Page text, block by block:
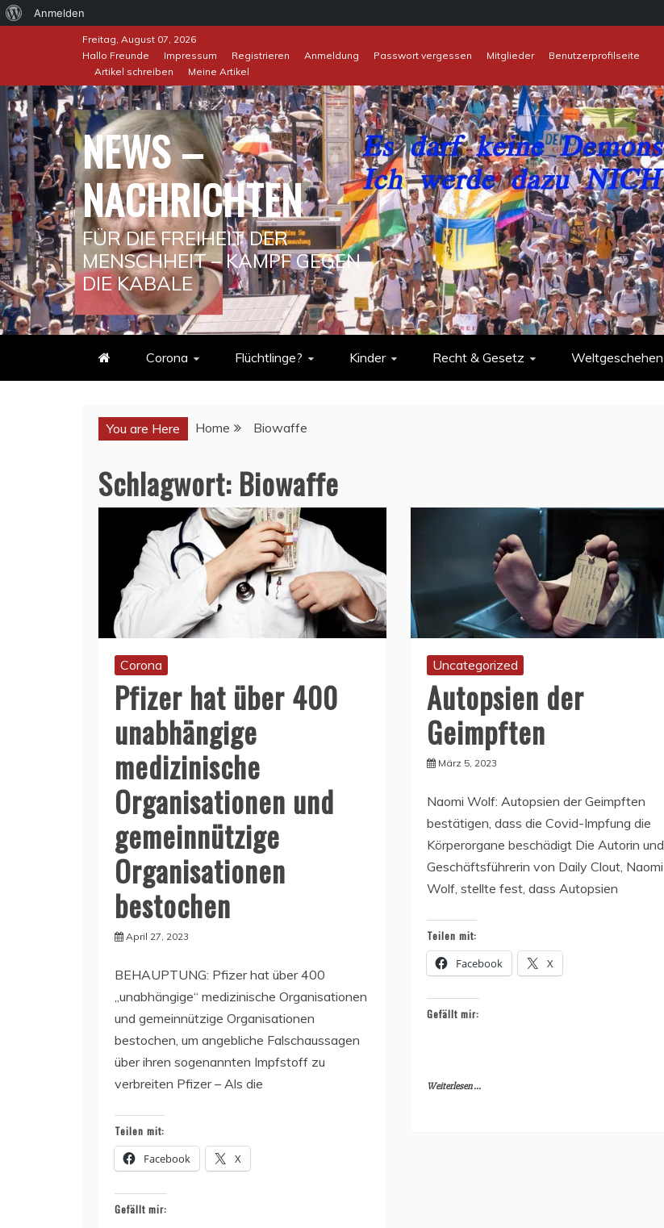
Über
Anmelden
Freitag, August 07, 2026
Hallo Freunde
Impressum Registrieren Anmeldung Passwort vergessen Mitglieder
Benutzerprofilseite
Artikel schreiben
Meine Artikel
NEWS –
NACHRICHTEN
FÜR DIE FREIHEIT DER
MENSCHHEIT – KAMPF GEGEN
DIE KABALE
Corona Flüchtlinge? Kinder Recht & Gesetz Weltgeschehen
You are Here Home Biowaffe
Schlagwort: Biowaffe
Corona
Pfizer hat über 400
unabhängige
medizinische
Organisationen und
gemeinnützige
Organisationen
bestochen
April 27, 2023
BEHAUPTUNG: Pfizer hat über 400
„unabhängige“ medizinische Organisationen
und gemeinnützige Organisationen
bestochen, um angebliche Falschaussagen
über ihren sogenannten Impfstoff zu
verbreiten Pfizer – Als die
Teilen mit:
Facebook X
Gefällt mir:
Uncategorized
Autopsien der
Geimpften
März 5, 2023
Naomi Wolf: Autopsien der Geimpften
bestätigen, dass die Covid-Impfung die
Körperorgane beschädigt Die Autorin und
Geschäftsführerin von Daily Clout, Naomi
Wolf, stellte fest, dass Autopsien
Teilen mit:
Facebook X
Gefällt mir:
Weiterlesen ...